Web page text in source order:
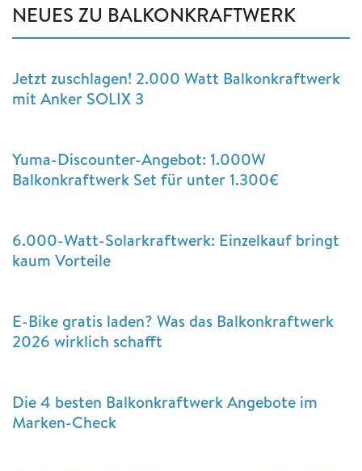
NEUES ZU BALKONKRAFTWERK
Jetzt zuschlagen! 2.000 Watt Balkonkraftwerk
mit Anker SOLIX 3
Yuma-Discounter-Angebot: 1.000W
Balkonkraftwerk Set für unter 1.300€
6.000-Watt-Solarkraftwerk: Einzelkauf bringt
kaum Vorteile
E-Bike gratis laden? Was das Balkonkraftwerk
2026 wirklich schafft
Die 4 besten Balkonkraftwerk Angebote im
Marken-Check